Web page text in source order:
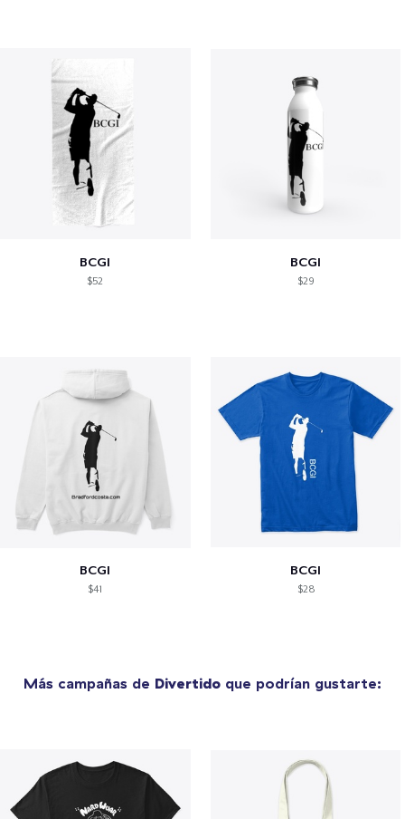
BCGI
$52
BCGI
$29
BCGI
$41
BCGI
$28
Más campañas de Divertido que podrían gustarte: